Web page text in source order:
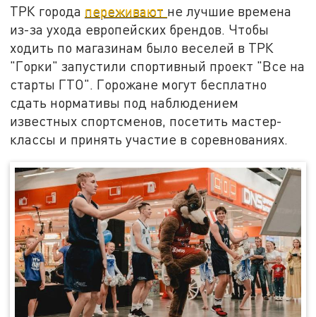
ТРК города переживают не лучшие времена
из-за ухода европейских брендов. Чтобы
ходить по магазинам было веселей в ТРК
"Горки" запустили спортивный проект "Все на
старты ГТО". Горожане могут бесплатно
сдать нормативы под наблюдением
известных спортсменов, посетить мастер-
классы и принять участие в соревнованиях.